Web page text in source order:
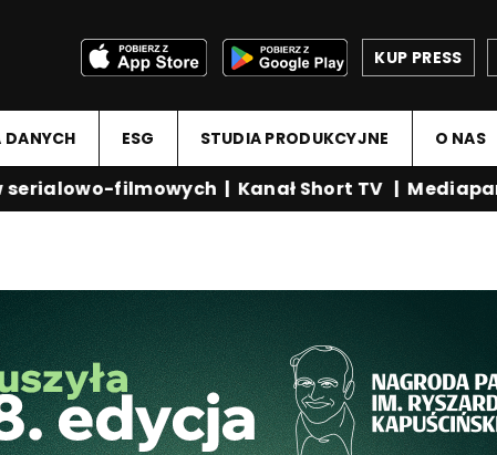
KUP PRESS
DANYCH ESG STUDIA PRODUKCYJNE O NAS
filmowych|Kanał Short TV |Mediapanel